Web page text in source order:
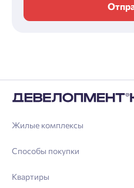
Жилые комплексы
Способы покупки
Квартиры